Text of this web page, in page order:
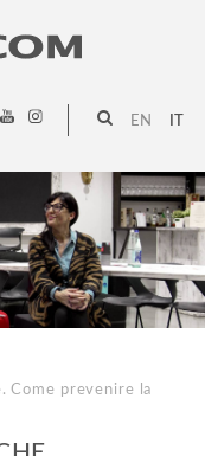
EN
Come prevenire la